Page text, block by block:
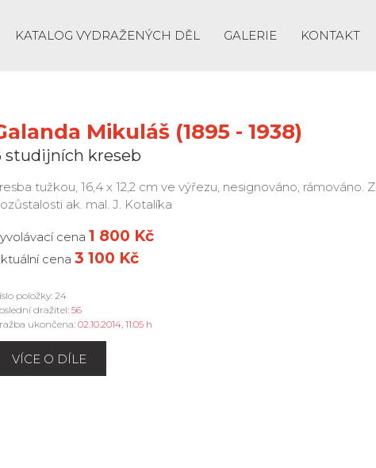
KATALOG VYDRAŽENÝCH DĚL GALERIE KONTAKT
Mikuláš (1895 - 1938)
studijních kreseb
tužkou, 16,4 x 12,2 cm ve výřezu, nesignováno, rámováno. Z
ak. mal. J. Kotalíka
cena 1 800 Kč
cena 3 100 Kč
položky: 24
dražitel: 56
ukončena: 02.10.2014, 11:05 h
VÍCE O DÍLE